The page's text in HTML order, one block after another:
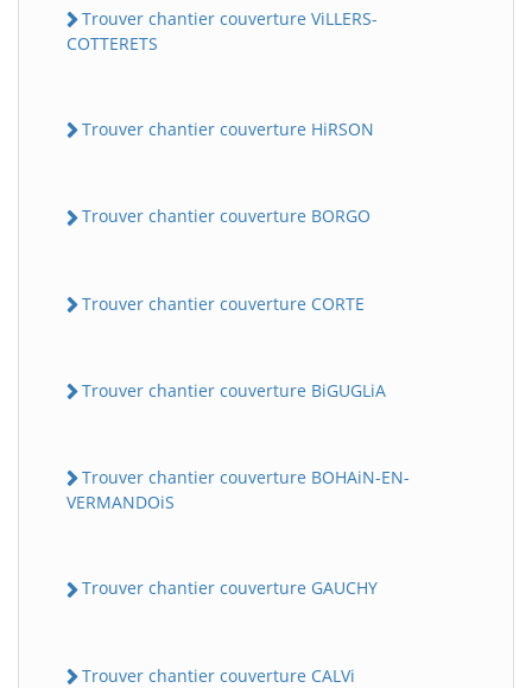
Trouver chantier couverture ViLLERS-
COTTERETS
Trouver chantier couverture HiRSON
Trouver chantier couverture BORGO
Trouver chantier couverture CORTE
Trouver chantier couverture BiGUGLiA
Trouver chantier couverture BOHAiN-EN-
VERMANDOiS
Trouver chantier couverture GAUCHY
Trouver chantier couverture CALVi